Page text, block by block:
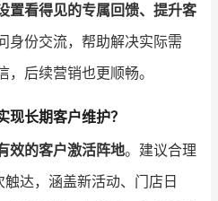
置看得见的专属回馈、提升客
身份交流，帮助解决实际需
后续营销也更顺畅。
现长期客户维护？
效的客户激活阵地。建议合理
达，涵盖新活动、门店日